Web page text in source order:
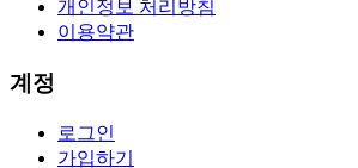
개인정보 처리방침
이용약관
계정
로그인
가입하기